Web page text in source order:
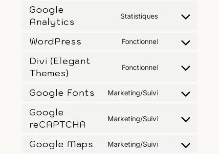
Google
Analytics
Statistiques
Consent
service
analytics
WordPress Fonctionnel
Consent
service
Divi (Elegant
Themes)
Fonctionnel
Consent
service
(elegant-
Google Fonts Marketing/Suivi
Consent
service
Google
reCAPTCHA
Marketing/Suivi
Consent
service
Google Maps Marketing/Suivi
Consent